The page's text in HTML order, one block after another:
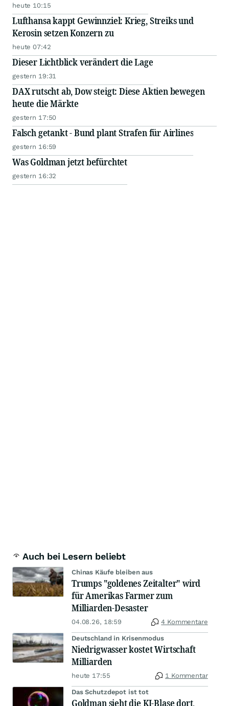
heute 10:15
Lufthansa kappt Gewinnziel: Krieg, Streiks und
Kerosin setzen Konzern zu
heute 07:42
Dieser Lichtblick verändert die Lage
gestern 19:31
DAX rutscht ab, Dow steigt: Diese Aktien bewegen
heute die Märkte
gestern 17:50
Falsch getankt - Bund plant Strafen für Airlines
gestern 16:59
Was Goldman jetzt befürchtet
gestern 16:32
Auch bei Lesern beliebt
Chinas Käufe bleiben aus
Trumps "goldenes Zeitalter" wird
für Amerikas Farmer zum
Milliarden-Desaster
04.08.26, 18:59 4 Kommentare
Deutschland in Krisenmodus
Niedrigwasser kostet Wirtschaft
Milliarden
heute 17:55 1 Kommentar
Das Schutzdepot ist tot
Goldman sieht die KI-Blase dort,